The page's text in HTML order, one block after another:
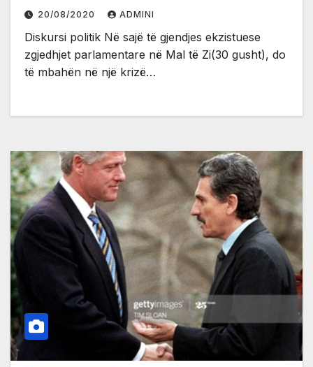
20/08/2020 ADMINI
Diskursi politik Në sajë të gjendjes ekzistuese
zgjedhjet parlamentare në Mal të Zi(30 gusht), do
të mbahën në një krizë…